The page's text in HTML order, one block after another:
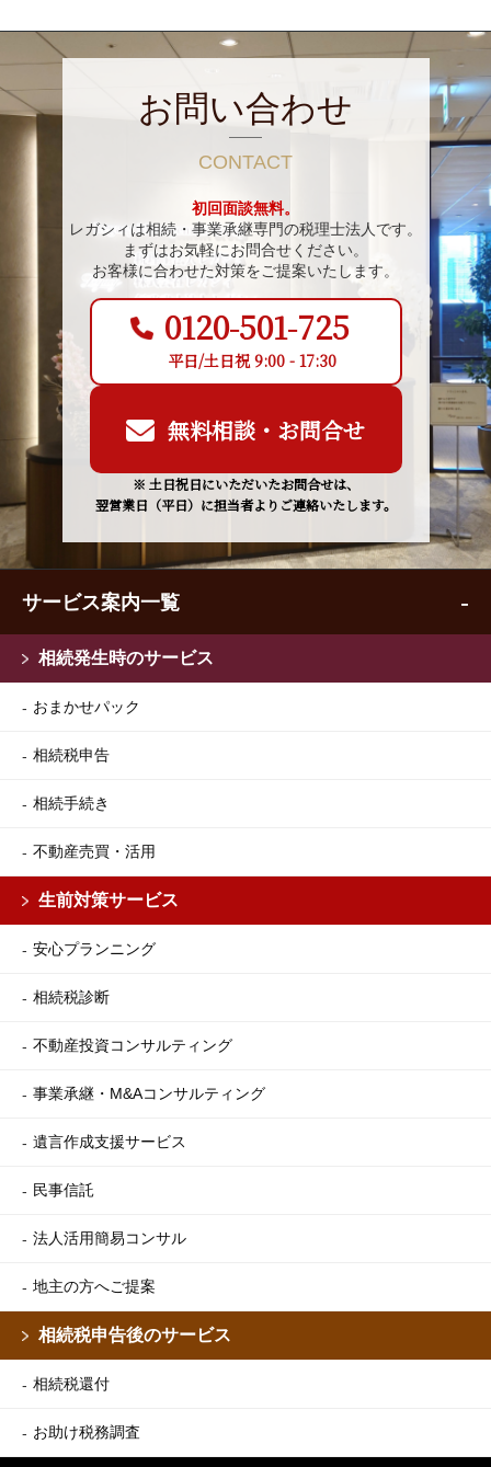
お問い合わせ
CONTACT
初回面談無料。
レガシィは相続・事業承継専門の税理士法人です。
まずはお気軽にお問合せください。
お客様に合わせた対策をご提案いたします。
0120-501-725
平日/土日祝 9:00 - 17:30
無料相談・お問合せ
※ 土日祝日にいただいたお問合せは、
翌営業日（平日）に担当者よりご連絡いたします。
サービス案内一覧
相続発生時のサービス
おまかせパック
相続税申告
相続手続き
不動産売買・活用
生前対策サービス
安心プランニング
相続税診断
不動産投資コンサルティング
事業承継・M&Aコンサルティング
遺言作成支援サービス
民事信託
法人活用簡易コンサル
地主の方へご提案
相続税申告後のサービス
相続税還付
お助け税務調査